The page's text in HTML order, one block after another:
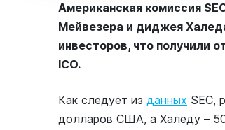
Американская комиссия
Мейвезера и диджея
инвесторов, что получили
ICO.
Как следует из данных SEC,
долларов США, а Халеду – 50